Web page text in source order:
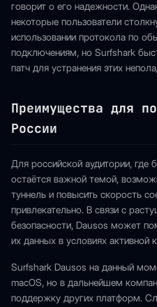
говорит о его надежности.
некоторые пользователи
использовании протокола по
подключениям, но Surfshark
патч для устранения этих
Преимущества для
России
Для российской аудитории, где
остаётся важной темой,
туннель и повысить скорость
привлекательно. B связи с
безопасности, Dausos может
их данных в условиях активной
Surfshark Dausos на данный
macOS, но в дальнейшем
поддержку других платформ.